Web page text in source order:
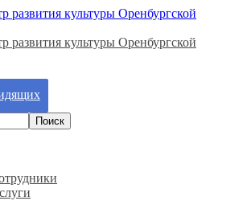
развития культуры Оренбургской
развития культуры Оренбургской